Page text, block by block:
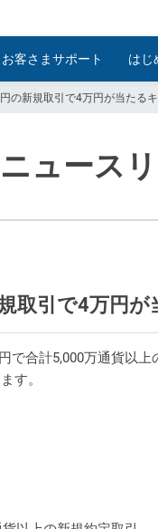
お客さまサポート はじ
の新規取引で4万円が当たる
ニュース
取引で4万円
合計5,000万通貨以
す。